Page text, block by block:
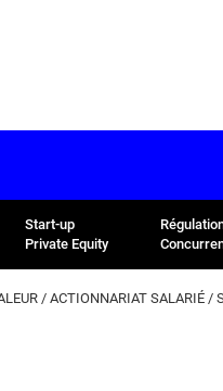
Start-up
Private Equity
/ ACTIONNARIAT SALARIÉ /